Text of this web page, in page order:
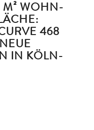
WOHN-
468
IN KÖLN-